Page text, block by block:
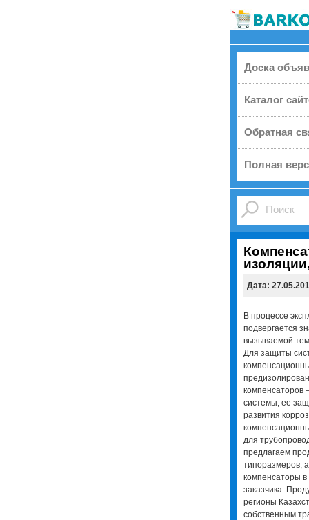
Доска
Каталог
Обратная
Полная
Дата:
В процессе
подвергается
вызываемой
Для защиты
компенсаторов
системы, ее
развития
для
предлагаем
типоразмеров,
компенсаторы
заказчика.
регионы
собственным